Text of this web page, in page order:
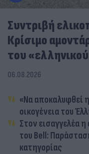
Συντριβή
Κρίσιμο
του
06.08.2026
«Να αποκαλυφθεί
οικογένεια του
Στον εισαγγελέα η
του Bell:
κατηγορίας